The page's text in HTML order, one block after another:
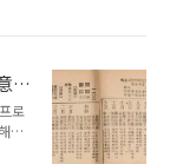
로
서